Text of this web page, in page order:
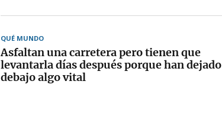
QUÉ MUNDO
Asfaltan una carretera pero tienen que
levantarla días después porque han dejado
debajo algo vital